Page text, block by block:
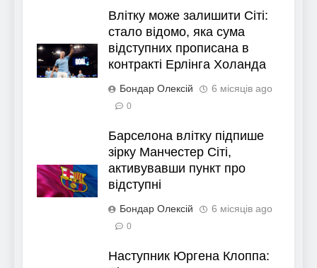
Влітку може залишити Сіті:
стало відомо, яка сума
відступних прописана в
контракті Ерлінга Холанда
Бондар Олексій 6 місяців ago
0
Барселона влітку підпише
зірку Манчестер Сіті,
активувавши пункт про
відступні
Бондар Олексій 6 місяців ago
0
Наступник Юргена Клоппа: